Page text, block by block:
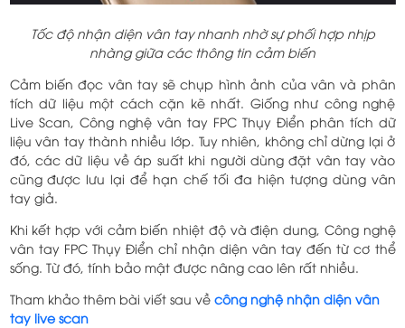
Tốc độ nhận diện vân tay nhanh nhờ sự phối hợp nhịp
nhàng giữa các thông tin cảm biến
Cảm biến đọc vân tay sẽ chụp hình ảnh của vân và phân
tích dữ liệu một cách cặn kẽ nhất. Giống như công nghệ
Live Scan, Công nghệ vân tay FPC Thụy Điển phân tích dữ
liệu vân tay thành nhiều lớp. Tuy nhiên, không chỉ dừng lại ở
đó, các dữ liệu về áp suất khi người dùng đặt vân tay vào
cũng được lưu lại để hạn chế tối đa hiện tượng dùng vân
tay giả.
Khi kết hợp với cảm biến nhiệt độ và điện dung, Công nghệ
vân tay FPC Thụy Điển chỉ nhận diện vân tay đến từ cơ thể
sống. Từ đó, tính bảo mật được nâng cao lên rất nhiều.
Tham khảo thêm bài viết sau về công nghệ nhận diện vân
tay live scan